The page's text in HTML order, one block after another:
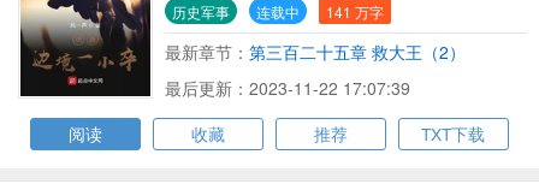
历史军事 连载中 141 万字
最新章节： 第三百二十五章 救大王（2）
最后更新：2023-11-22 17:07:39
阅读
收藏 推荐 TXT下载